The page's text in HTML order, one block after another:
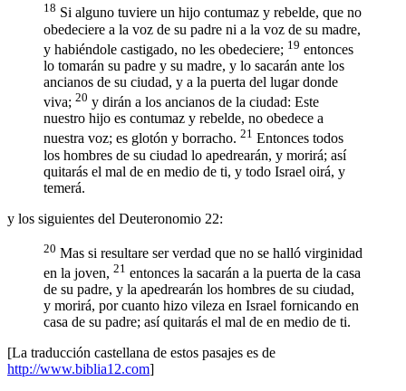
18 Si alguno tuviere un hijo contumaz y rebelde, que no
obedeciere a la voz de su padre ni a la voz de su madre,
y habiéndole castigado, no les obedeciere; 19 entonces
lo tomarán su padre y su madre, y lo sacarán ante los
ancianos de su ciudad, y a la puerta del lugar donde
viva; 20 y dirán a los ancianos de la ciudad: Este
nuestro hijo es contumaz y rebelde, no obedece a
nuestra voz; es glotón y borracho. 21 Entonces todos
los hombres de su ciudad lo apedrearán, y morirá; así
quitarás el mal de en medio de ti, y todo Israel oirá, y
temerá.
y los siguientes del Deuteronomio 22:
20 Mas si resultare ser verdad que no se halló virginidad
en la joven, 21 entonces la sacarán a la puerta de la casa
de su padre, y la apedrearán los hombres de su ciudad,
y morirá, por cuanto hizo vileza en Israel fornicando en
casa de su padre; así quitarás el mal de en medio de ti.
[La traducción castellana de estos pasajes es de
http://www.biblia12.com]